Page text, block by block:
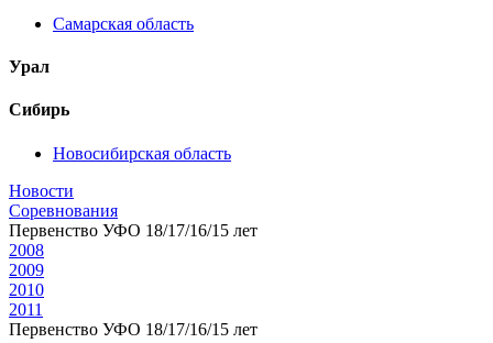
Самарская область
Урал
Сибирь
Новосибирская область
Новости
Соревнования
Первенство УФО 18/17/16/15 лет
2008
2009
2010
2011
Первенство УФО 18/17/16/15 лет